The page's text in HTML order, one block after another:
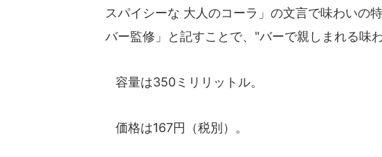
スパイシーな 大人のコーラ」の文言で味わいの
バー監修」と記すことで、"バーで親しまれる味
容量は350ミリリットル。
価格は167円（税別）。